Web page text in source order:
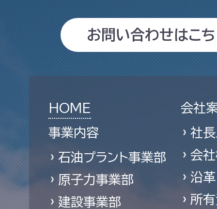
お問い合わせはこ
HOME
事業内容
石油プラント事業部
原子力事業部
建設事業部
会社
社長
会
沿革
所